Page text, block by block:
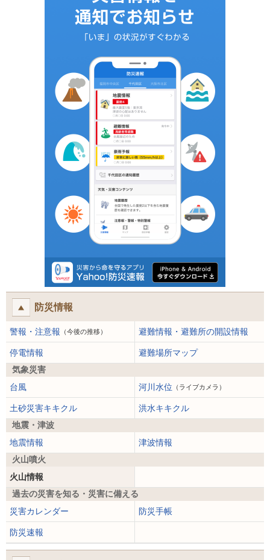
防災情報
警報・注意報 （今後の推移） 避難情報・避難所の開設情報
停電情報
避難場所マップ
気象災害
台風
河川水位 （ライブカメラ）
土砂災害キキクル
洪水キキクル
地震・津波
地震情報
津波情報
火山噴火
火山情報
過去の災害を知る・災害に備える
災害カレンダー
防災手帳
防災速報